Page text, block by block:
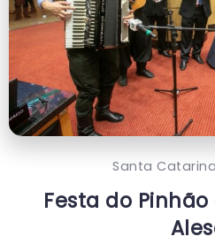
Santa
Festa do